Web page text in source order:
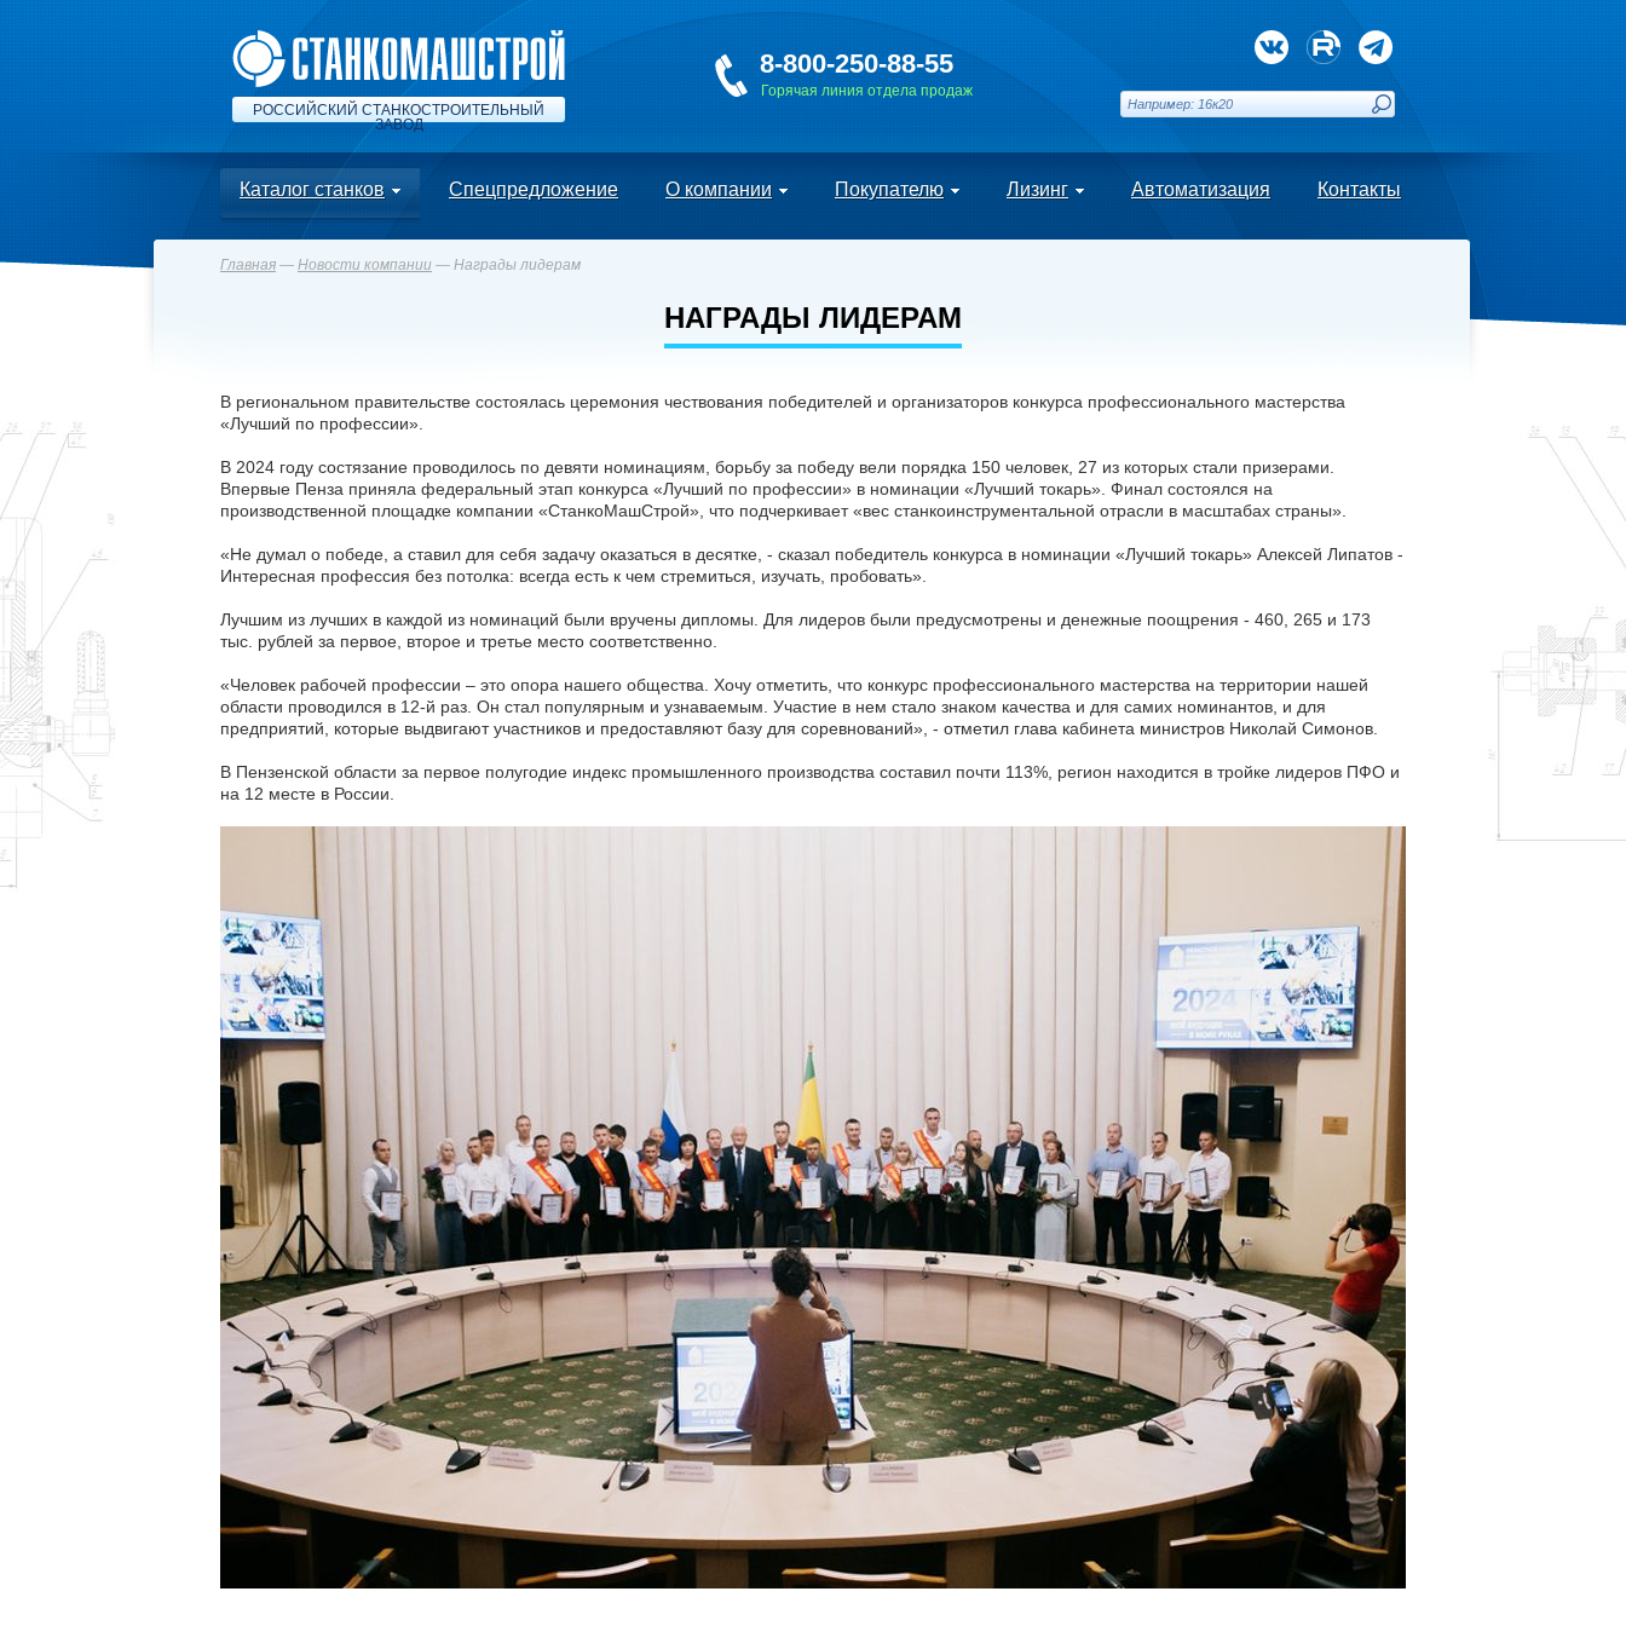
РОССИЙСКИЙ СТАНКОСТРОИТЕЛЬНЫЙ
ЗАВОД
8-800-250-88-55
Горячая линия отдела продаж
Каталог станков Спецпредложение О компании Покупателю Лизинг Автоматизация Контакты
Главная — Новости компании — Награды лидерам
НАГРАДЫ ЛИДЕРАМ
В региональном правительстве состоялась церемония чествования победителей и организаторов конкурса профессионального мастерства
«Лучший по профессии».
В 2024 году состязание проводилось по девяти номинациям, борьбу за победу вели порядка 150 человек, 27 из которых стали призерами.
Впервые Пенза приняла федеральный этап конкурса «Лучший по профессии» в номинации «Лучший токарь». Финал состоялся на
производственной площадке компании «СтанкоМашСтрой», что подчеркивает «вес станкоинструментальной отрасли в масштабах страны».
«Не думал о победе, а ставил для себя задачу оказаться в десятке, - сказал победитель конкурса в номинации «Лучший токарь» Алексей Липатов -
Интересная профессия без потолка: всегда есть к чем стремиться, изучать, пробовать».
Лучшим из лучших в каждой из номинаций были вручены дипломы. Для лидеров были предусмотрены и денежные поощрения - 460, 265 и 173
тыс. рублей за первое, второе и третье место соответственно.
«Человек рабочей профессии – это опора нашего общества. Хочу отметить, что конкурс профессионального мастерства на территории нашей
области проводился в 12-й раз. Он стал популярным и узнаваемым. Участие в нем стало знаком качества и для самих номинантов, и для
предприятий, которые выдвигают участников и предоставляют базу для соревнований», - отметил глава кабинета министров Николай Симонов.
В Пензенской области за первое полугодие индекс промышленного производства составил почти 113%, регион находится в тройке лидеров ПФО и
на 12 месте в России.